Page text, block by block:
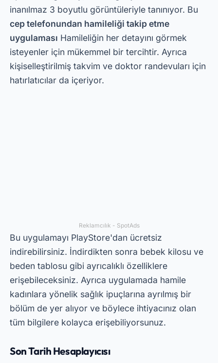
Adından da anlaşılacağı gibi,Son Tarih
Hesaplayıcısıbeklenen teslimat tarihini
hesaplamaya odaklanmış bir uygulamadır. Son
adet tarihinizi ve diğer faktörleri göz önünde
bulundurarak doğru bir tahmin sunmak için
gelişmiş algoritmalar kullanır.
Uygulamaların Özellikleri
Senhamilelik takip uygulamalarıTemel
özelliklerin ötesine geçen bir dizi özellik
sunuyoruz. Örneğin birçoğunda ilaç alma
hatırlatıcıları, kişiye özel takvimler ve hatta beşik
hazırlama kılavuzları bile yer alıyor. Bu özellikler
deneyimi daha da pratik ve bilgilendirici hale